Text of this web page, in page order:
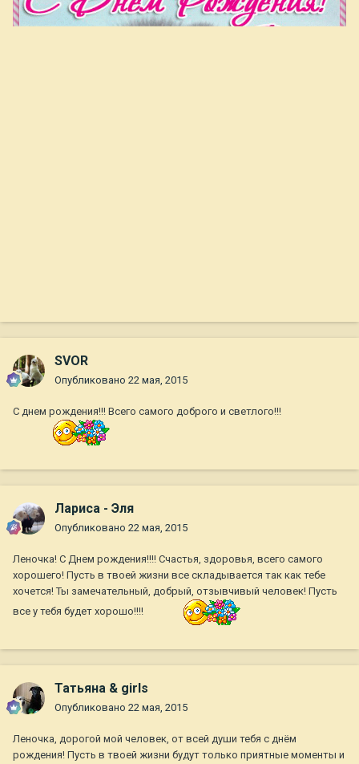
SVOR
Опубликовано 22 мая, 2015
С днем рождения!!! Всего самого доброго и светлого!!!
Лариса - Эля
Опубликовано 22 мая, 2015
Леночка! С Днем рождения!!!! Счастья, здоровья, всего самого
хорошего! Пусть в твоей жизни все складывается так как тебе
хочется! Ты замечательный, добрый, отзывчивый человек! Пусть
все у тебя будет хорошо!!!!
Татьяна & girls
Опубликовано 22 мая, 2015
Леночка, дорогой мой человек, от всей души тебя с днём
рождения! Пусть в твоей жизни будут только приятные моменты и